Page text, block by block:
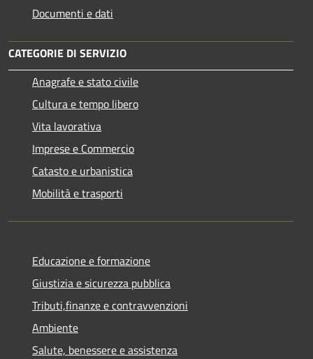
Documenti e dati
CATEGORIE DI SERVIZIO
Anagrafe e stato civile
Cultura e tempo libero
Vita lavorativa
Imprese e Commercio
Catasto e urbanistica
Mobilità e trasporti
Educazione e formazione
Giustizia e sicurezza pubblica
Tributi,finanze e contravvenzioni
Ambiente
Salute, benessere e assistenza